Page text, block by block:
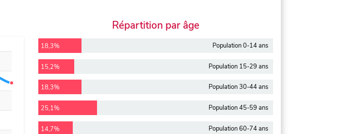
Répartition par âge
18,3% Population 0-14 ans
15,2% Population 15-29 ans
18,3% Population 30-44 ans
25,1% Population 45-59 ans
14,7% Population 60-74 ans